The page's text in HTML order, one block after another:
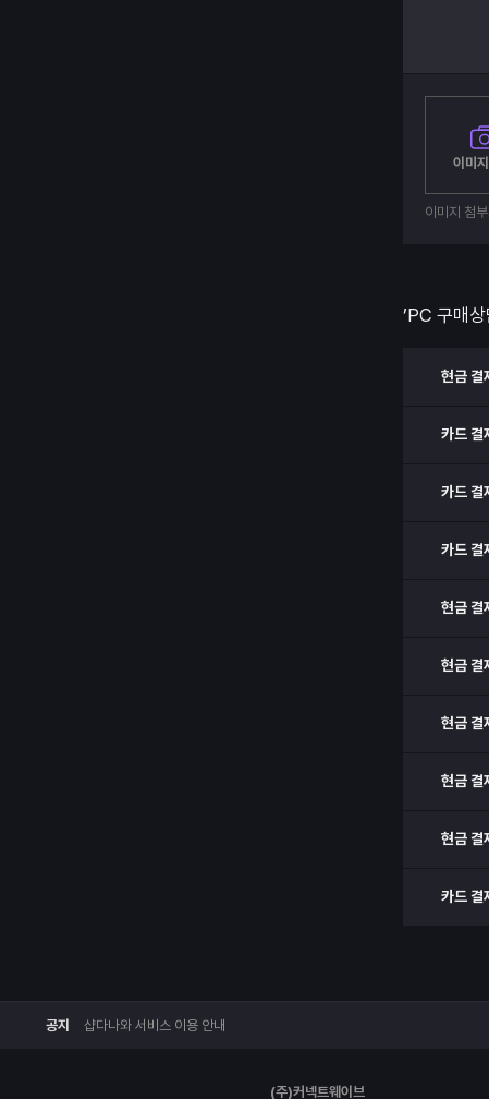
이미
이미지 첨
’PC 구매
현금 결
카드 결
카드 결
카드 결
현금 결
현금 결
현금 결
현금 결
현금 결
카드 결
공지 샵다나와 서비스 이용 안내
(주)커넥트웨이브